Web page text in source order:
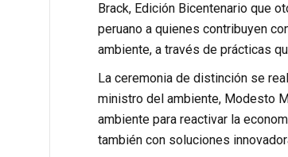
Brack, Edición Bicentenario que
peruano a quienes contribuyen
ambiente, a través de prácticas
La ceremonia de distinción se
ministro del ambiente, Modesto
ambiente para reactivar la
también con soluciones